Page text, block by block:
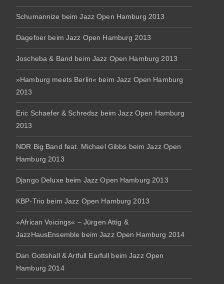
Schumannize beim Jazz Open Hamburg 2013
Dagefoer beim Jazz Open Hamburg 2013
Joscheba & Band beim Jazz Open Hamburg 2013
»Hamburg meets Berlin« beim Jazz Open Hamburg
2013
Eric Schaefer & Schredsz beim Jazz Open Hamburg
2013
NDR Big Band feat. Michael Gibbs beim Jazz Open
Hamburg 2013
Django Deluxe beim Jazz Open Hamburg 2013
KBP-Trio beim Jazz Open Hamburg 2013
»African Voicings« – Jürgen Attig &
JazzHausEnsemble beim Jazz Open Hamburg 2014
Dan Gottshall & Artfull Earfull beim Jazz Open
Hamburg 2014